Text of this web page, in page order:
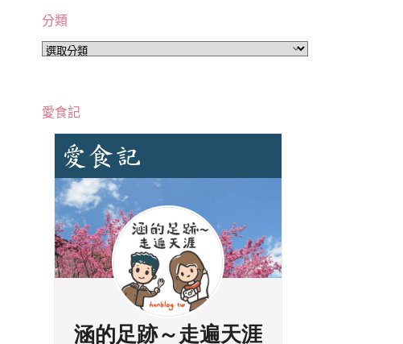
分類
分
愛食記